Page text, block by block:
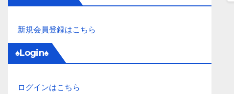
新規会員登録はこちら
♠Login♠
ログインはこちら